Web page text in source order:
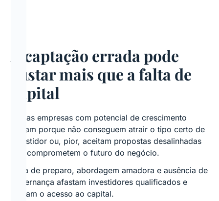
A captação errada pode
custar mais que a falta de
capital
Muitas empresas com potencial de crescimento
travam porque não conseguem atrair o tipo certo de
investidor ou, pior, aceitam propostas desalinhadas
que comprometem o futuro do negócio.
Falta de preparo, abordagem amadora e ausência de
governança afastam investidores qualificados e
limitam o acesso ao capital.